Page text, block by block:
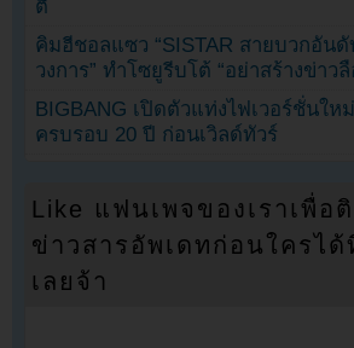
ตี้
คิมฮีชอลแซว “SISTAR สายบวกอัน
วงการ” ทำโซยูรีบโต้ “อย่าสร้างข่าวลื
BIGBANG เปิดตัวแท่งไฟเวอร์ชั่นให
ครบรอบ 20 ปี ก่อนเวิลด์ทัวร์
Like แฟนเพจของเราเพื่อ
ข่าวสารอัพเดทก่อนใครได้
เลยจ้า